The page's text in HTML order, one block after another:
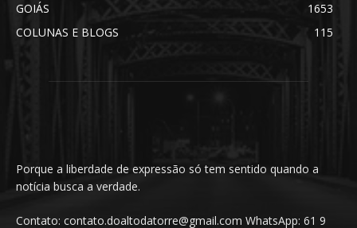
GOIÁS
1653
COLUNAS E BLOGS
115
Porque a liberdade de expressão só tem sentido quando a
notícia busca a verdade.
Contato: contato.doaltodatorre@gmail.com WhatsApp: 61 9